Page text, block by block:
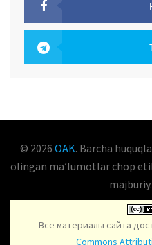
© 2026 OAK. Barcha
olingan maʼlumotlar chop
majburiy.
Все материалы сайта
Commons